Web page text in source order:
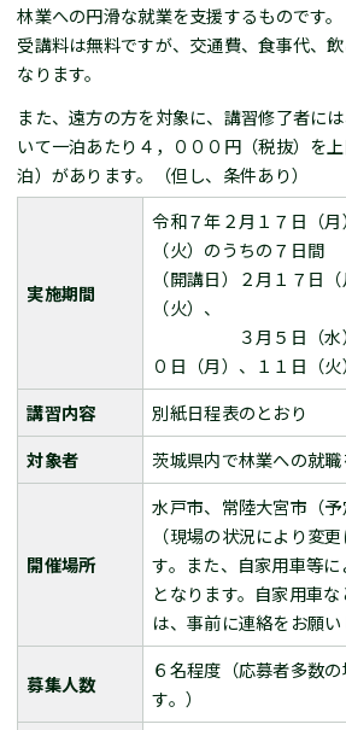
林業への円滑な就業を支援するものです。
受講料は無料ですが、交通費、食事代、
なります。
また、遠方の方を対象に、講習修了者に
いて一泊あたり４，０００円（税抜）を
泊）があります。（但し、条件あり）
実施期間
令和７年２月１７日（
（火）のうちの７日間
（開講日）２月１７日
（火）、
３月５日（水）～
０日（月）、１１日（火）
講習内容
別紙日程表のとおり
対象者
茨城県内で林業への就
開催場所
水戸市、常陸大宮市（予
（現場の状況により変
す。また、自家用車等
となります。自家用車
は、事前に連絡をお願い
募集人数
６名程度（応募者多数
す。）